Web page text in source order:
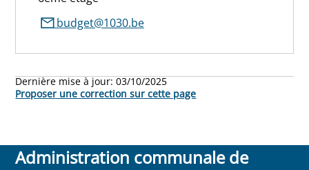
budget@1030.be
Dernière mise à jour:03/10/2025
Proposer une correction sur cette page
Administration communale de